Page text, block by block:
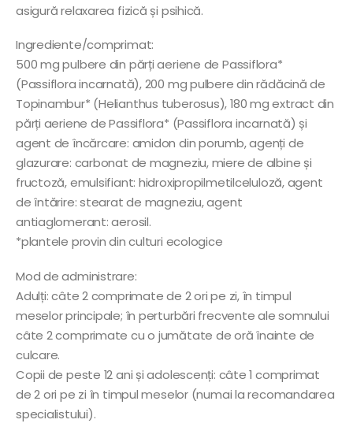
asigură relaxarea fizică și psihică.
Ingrediente/comprimat:
500 mg pulbere din părți aeriene de Passiflora*
(Passiflora incarnată), 200 mg pulbere din rădăcină de
Topinambur* (Helianthus tuberosus), 180 mg extract din
părți aeriene de Passiflora* (Passiflora incarnată) și
agent de încărcare: amidon din porumb, agenți de
glazurare: carbonat de magneziu, miere de albine și
fructoză, emulsifiant: hidroxipropilmetilceluloză, agent
de întărire: stearat de magneziu, agent
antiaglomerant: aerosil.
*plantele provin din culturi ecologice
Mod de administrare:
Adulți: câte 2 comprimate de 2 ori pe zi, în timpul
meselor principale; în perturbări frecvente ale somnului
câte 2 comprimate cu o jumătate de oră înainte de
culcare.
Copii de peste 12 ani și adolescenți: câte 1 comprimat
de 2 ori pe zi în timpul meselor (numai la recomandarea
specialistului).